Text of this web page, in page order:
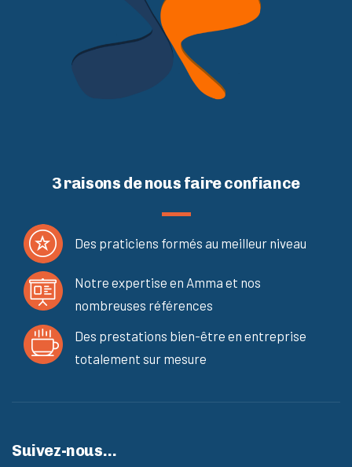
3 raisons de nous faire confiance
Des praticiens formés au meilleur niveau
Notre expertise en Amma et nos
nombreuses références
Des prestations bien-être en entreprise
totalement sur mesure
Suivez-nous…